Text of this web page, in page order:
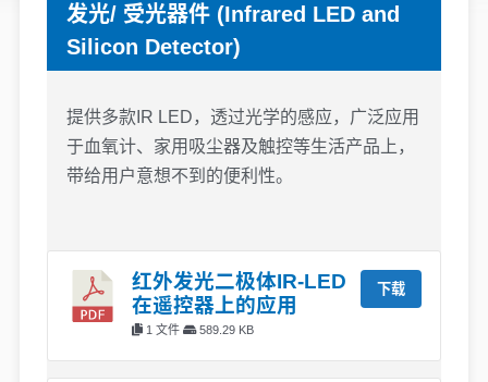
发光/ 受光器件 (Infrared LED and
Silicon Detector)
提供多款IR LED，透过光学的感应，广泛应用
于血氧计、家用吸尘器及触控等生活产品上，
带给用户意想不到的便利性。
红外发光二极体IR-LED
在遥控器上的应用
1 文件 589.29 KB
下载